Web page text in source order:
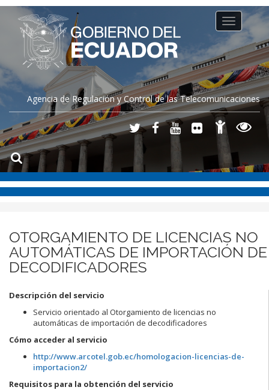
Agencia de Regulación y Control de las Telecomunicaciones
Toggle
navigation
OTORGAMIENTO DE LICENCIAS NO
AUTOMÁTICAS DE IMPORTACIÓN DE
DECODIFICADORES
Descripción del servicio
Servicio orientado al Otorgamiento de licencias no
automáticas de importación de decodificadores
Cómo acceder al servicio
http://www.arcotel.gob.ec/homologacion-licencias-de-
importacion2/
Requisitos para la obtención del servicio